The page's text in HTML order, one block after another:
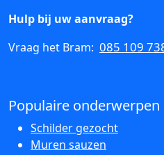
Hulp bij uw aanvraag?
Vraag het Bram: 085 109
Populaire onderwerpen
Schilder gezocht
Muren sauzen